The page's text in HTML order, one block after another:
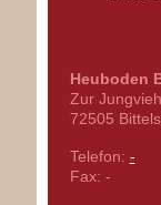
Heuboden
Zur
72505
Telefon: -
Fax: -